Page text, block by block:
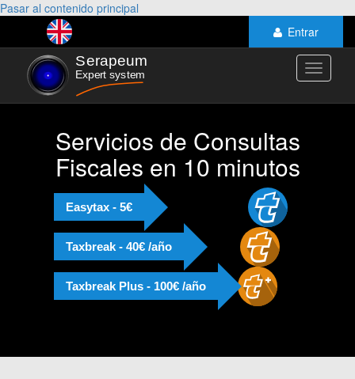
Pasar al contenido principal
Entrar
Toggle
Servicios de Consultas
Fiscales en 10 minutos
Easytax - 5€
Taxbreak - 40€ /año
Taxbreak Plus - 100€ /año